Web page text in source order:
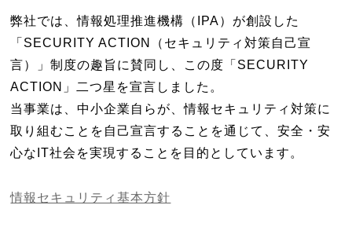
弊社では、情報処理推進機構（IPA）が創設した
「SECURITY ACTION（セキュリティ対策自己宣
言）」制度の趣旨に賛同し、この度「SECURITY
ACTION」二つ星を宣言しました。
当事業は、中小企業自らが、情報セキュリティ対策に
取り組むことを自己宣言することを通じて、安全・安
心なIT社会を実現することを目的としています。
情報セキュリティ基本方針